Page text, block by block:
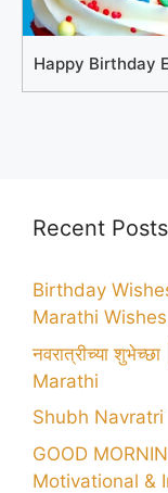
Happy Birthday
Recent Posts
Birthday
Marathi
नवरात्रीच्या
Marathi
Shubh
GOOD
Motivational &